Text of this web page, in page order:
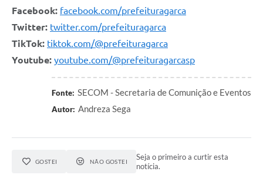
Facebook: facebook.com/prefeituragarca
Twitter: twitter.com/prefeituragarca
TikTok: tiktok.com/@prefeituragarca
Youtube: youtube.com/@prefeituragarcasp
Fonte: SECOM - Secretaria de Comunição e Eventos
Autor: Andreza Sega
GOSTEI NÃO GOSTEI
Seja o primeiro a curtir esta
notícia.